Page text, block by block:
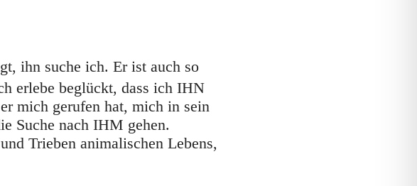
ihn suche ich. Er ist auch so
erlebe beglückt, dass ich IHN
mich gerufen hat, mich in sein
Suche nach IHM gehen.
Trieben animalischen Lebens,